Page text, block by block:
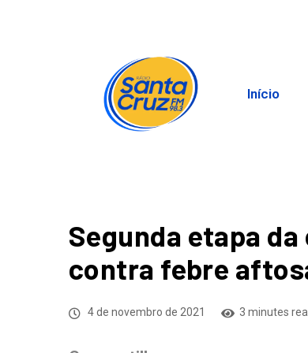
Início
Segunda etapa
contra febre
4 de novembro de 2021 3 minutes